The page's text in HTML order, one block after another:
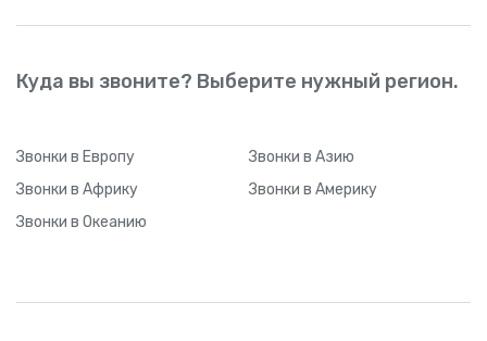
Куда вы звоните? Выберите нужный регион.
Звонки в Европу Звонки в Азию
Звонки в Африку Звонки в Америку
Звонки в Океанию